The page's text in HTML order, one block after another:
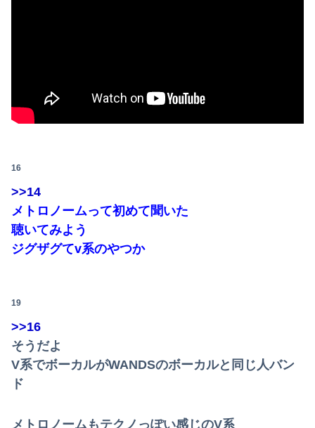
16
>>14
メトロノームって初めて聞いた
聴いてみよう
ジグザグてv系のやつか
19
>>16
そうだよ
V系でボーカルがWANDSのボーカルと同じ人バン
ド
メトロノームもテクノっぽい感じのV系